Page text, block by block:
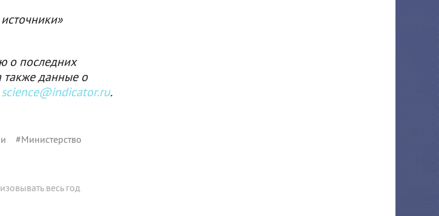
о последних
также данные о
science@indicator.ru.
#Министерство
весь год